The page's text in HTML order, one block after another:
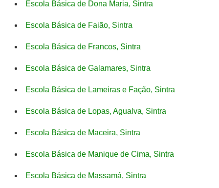
Escola Básica de Dona Maria, Sintra
Escola Básica de Faião, Sintra
Escola Básica de Francos, Sintra
Escola Básica de Galamares, Sintra
Escola Básica de Lameiras e Fação, Sintra
Escola Básica de Lopas, Agualva, Sintra
Escola Básica de Maceira, Sintra
Escola Básica de Manique de Cima, Sintra
Escola Básica de Massamá, Sintra